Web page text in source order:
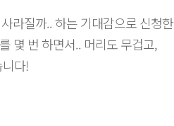
라질까.. 하는 기대감으로 신청한
몇 번 하면서.. 머리도 무겁고,
다!